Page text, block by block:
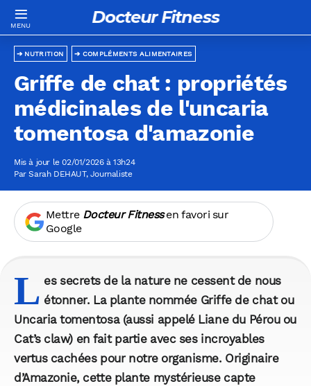
Docteur Fitness
COMPLÉMENTS ALIMENTAIRES
NUTRITION
Griffe de chat : propriétés
médicinales de l'uncaria
tomentosa d'amazonie
Mis à jour le 02/01/2026 à 13h24
ParSarah DEHAUT, Journaliste
Mettre Docteur Fitnessen favori sur
Google
L es secrets de la nature ne cessent de nous
étonner. La plante nommée Griffe de chat ou
Uncaria tomentosa(aussi appelé Liane du Pérouou
Cat’s claw) en fait partie avec ses incroyables
vertus cachées pour notre organisme. Originaire
d’Amazonie, cette plante mystérieuse capte